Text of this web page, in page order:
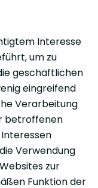
Interesse
um zu
geschäftlichen
eingreifend
Verarbeitung
betroffenen
Verwendung
zur
Funktion der